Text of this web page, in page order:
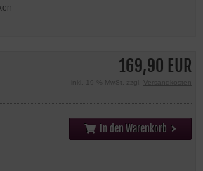
169,90 EUR
inkl. 19 % MwSt. zzgl. Versandkosten
In den Warenkorb